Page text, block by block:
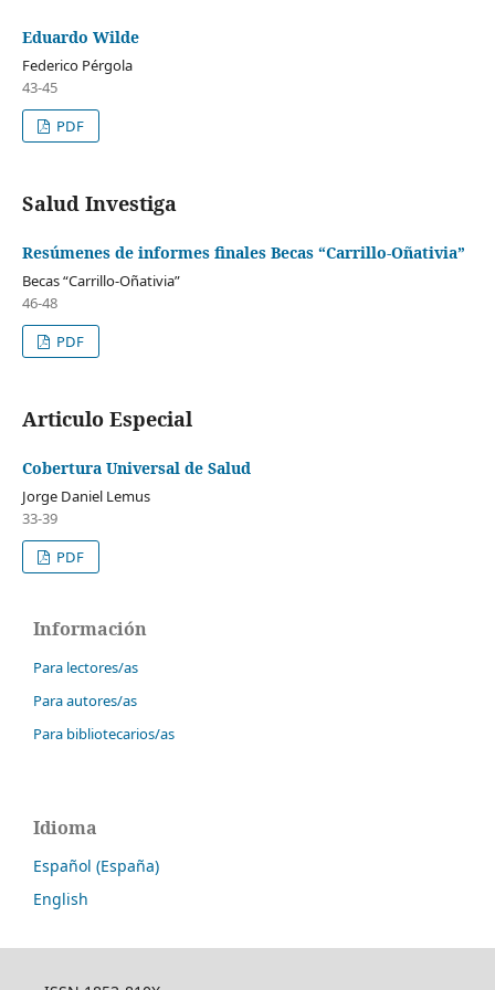
Eduardo Wilde
Federico Pérgola
43-45
PDF
Salud Investiga
Resúmenes de informes finales Becas “Carrillo-Oñativia”
Becas “Carrillo-Oñativia”
46-48
PDF
Articulo Especial
Cobertura Universal de Salud
Jorge Daniel Lemus
33-39
PDF
Información
Para lectores/as
Para autores/as
Para bibliotecarios/as
Idioma
Español (España)
English